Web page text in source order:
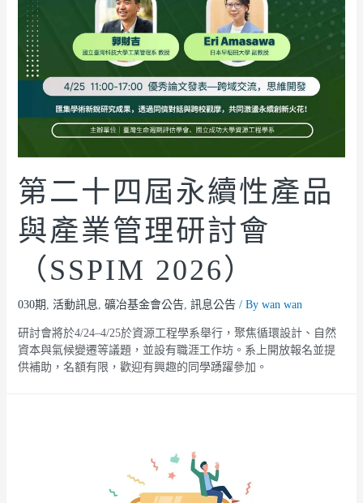
第二十四屆永續性產品
與產業管理研討會
（SSPIM 2026）
030期 , 活動訊息, 礦冶基金會公告, 訊息公告/ By wan wan
研討會將於4/24–4/25於資源工程學系舉行，聚焦循環設計、自然
資本與氣候變遷等議題，並設有職涯工作坊。系上開放報名並提
供補助，名額有限，歡迎有興趣的同學踴躍參加。